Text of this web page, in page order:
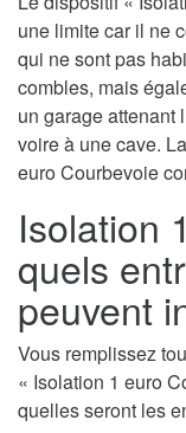
une limite car il ne
qui ne sont pas
combles, mais
un garage attenant
voire à une cave.
euro Courbevoie
Isolation
quels
peuvent
Vous remplissez
« Isolation 1 euro
quelles seront les